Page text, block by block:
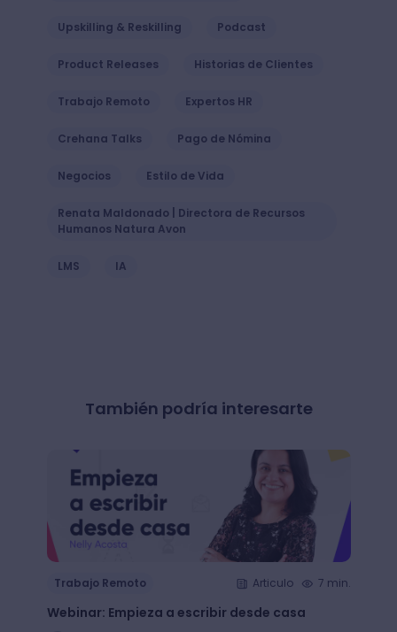
Upskilling & Reskilling Podcast
Product Releases Historias de Clientes
Trabajo Remoto Expertos HR
Crehana Talks Pago de Nómina
Negocios Estilo de Vida
Renata Maldonado | Directora de Recursos
Humanos Natura Avon
LMS IA
También podría interesarte
Trabajo Remoto Articulo 7 min.
Webinar: Empieza a escribir desde casa